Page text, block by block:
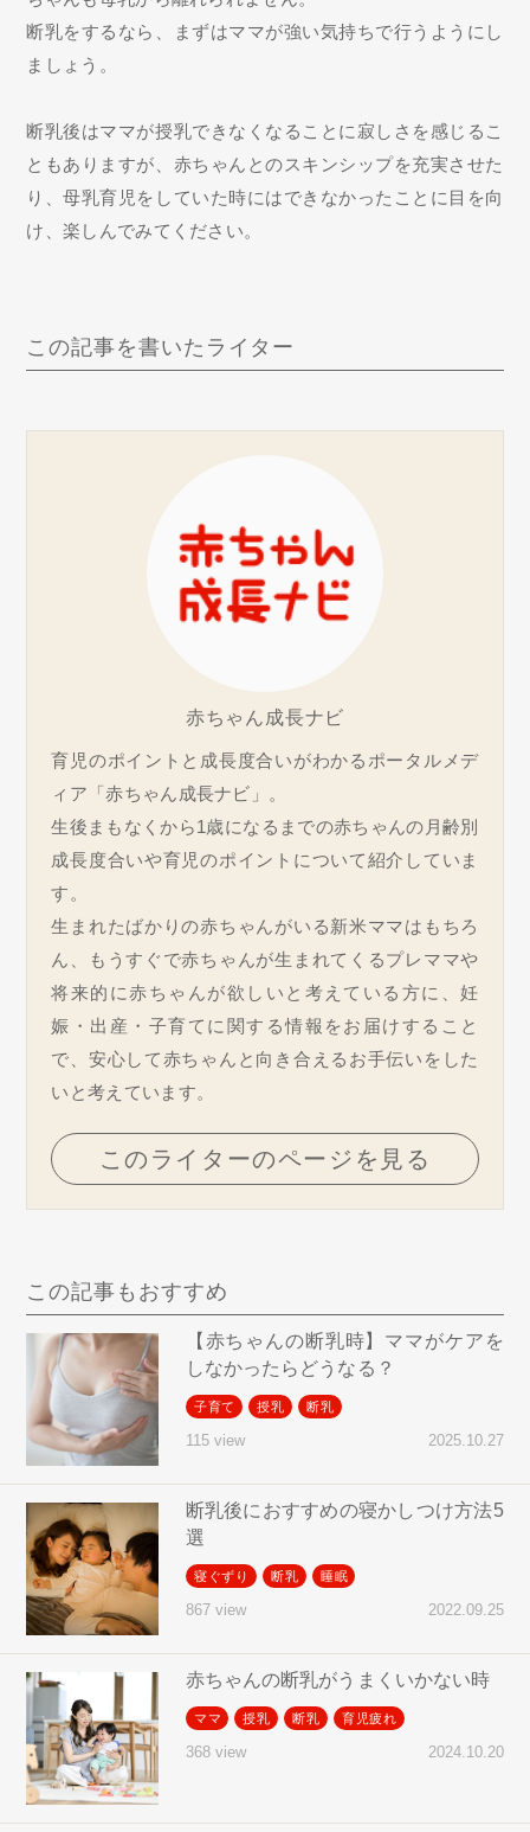
断乳をするなら、まずはママが強い気持ちで行うようにし
ましょう。
断乳後はママが授乳できなくなることに寂しさを感じるこ
ともありますが、赤ちゃんとのスキンシップを充実させた
り、母乳育児をしていた時にはできなかったことに目を向
け、楽しんでみてください。
この記事を書いたライター
赤ちゃん成長ナビ
育児のポイントと成長度合いがわかるポータルメデ
ィア「赤ちゃん成長ナビ」。
生後まもなくから1歳になるまでの赤ちゃんの月齢別
成長度合いや育児のポイントについて紹介していま
す。
生まれたばかりの赤ちゃんがいる新米ママはもちろ
ん、もうすぐで赤ちゃんが生まれてくるプレママや
将来的に赤ちゃんが欲しいと考えている方に、妊
娠・出産・子育てに関する情報をお届けすること
で、安心して赤ちゃんと向き合えるお手伝いをした
いと考えています。
このライターのページを見る
この記事もおすすめ
【赤ちゃんの断乳時】ママがケアを
しなかったらどうなる？
子育て 授乳 断乳
115 view 2025.10.27
断乳後におすすめの寝かしつけ方法5
選
寝ぐずり 断乳 睡眠
867 view 2022.09.25
赤ちゃんの断乳がうまくいかない時
ママ 授乳 断乳 育児疲れ
368 view 2024.10.20